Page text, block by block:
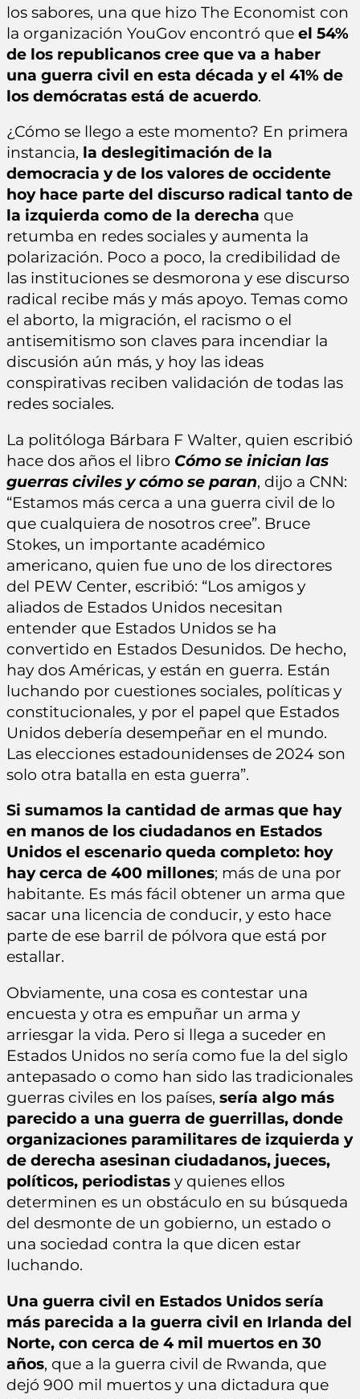
los sabores, una que hizo The Economist con
la organización YouGov encontró que el 54%
de los republicanos cree que va a haber
una guerra civil en esta década y el 41% de
los demócratas está de acuerdo.
¿Cómo se llego a este momento? En primera
instancia, la deslegitimación de la
democracia y de los valores de occidente
hoy hace parte del discurso radical tanto de
la izquierda como de la derecha que
retumba en redes sociales y aumenta la
polarización. Poco a poco, la credibilidad de
las instituciones se desmorona y ese discurso
radical recibe más y más apoyo. Temas como
el aborto, la migración, el racismo o el
antisemitismo son claves para incendiar la
discusión aún más, y hoy las ideas
conspirativas reciben validación de todas las
redes sociales.
La politóloga Bárbara F Walter, quien escribió
hace dos años el libro Cómo se inician las
guerras civiles y cómo se paran, dijo a CNN:
“Estamos más cerca a una guerra civil de lo
que cualquiera de nosotros cree”. Bruce
Stokes, un importante académico
americano, quien fue uno de los directores
del PEW Center, escribió: “Los amigos y
aliados de Estados Unidos necesitan
entender que Estados Unidos se ha
convertido en Estados Desunidos. De hecho,
hay dos Américas, y están en guerra. Están
luchando por cuestiones sociales, políticas y
constitucionales, y por el papel que Estados
Unidos debería desempeñar en el mundo.
Las elecciones estadounidenses de 2024 son
solo otra batalla en esta guerra”.
Si sumamos la cantidad de armas que hay
en manos de los ciudadanos en Estados
Unidos el escenario queda completo: hoy
hay cerca de 400 millones; más de una por
habitante. Es más fácil obtener un arma que
sacar una licencia de conducir, y esto hace
parte de ese barril de pólvora que está por
estallar.
Obviamente, una cosa es contestar una
encuesta y otra es empuñar un arma y
arriesgar la vida. Pero si llega a suceder en
Estados Unidos no sería como fue la del siglo
antepasado o como han sido las tradicionales
guerras civiles en los países, sería algo más
parecido a una guerra de guerrillas, donde
organizaciones paramilitares de izquierda y
de derecha asesinan ciudadanos, jueces,
políticos, periodistas y quienes ellos
determinen es un obstáculo en su búsqueda
del desmonte de un gobierno, un estado o
una sociedad contra la que dicen estar
luchando.
Una guerra civil en Estados Unidos sería
más parecida a la guerra civil en Irlanda del
Norte, con cerca de 4 mil muertos en 30
años, que a la guerra civil de Rwanda, que
dejó 900 mil muertos y una dictadura que